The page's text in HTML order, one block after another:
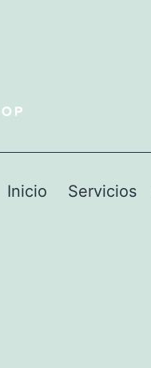
Inicio Servicios